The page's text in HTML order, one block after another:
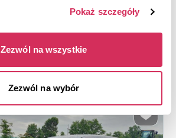
Pokaż szczegóły
Zezwól na wszystkie
Zezwól na wybór
Złóż ofertę
Więcej informacji